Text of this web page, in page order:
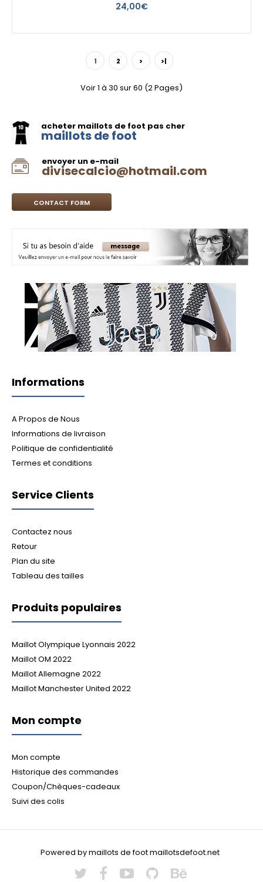
24,00€
1 2 > >|
Voir 1 à 30 sur 60 (2 Pages)
acheter maillots de foot pas cher
maillots de foot
envoyer un e-mail
divisecalcio@hotmail.com
CONTACT FORM
Informations
A Propos de Nous
Informations de livraison
Politique de confidentialité
Termes et conditions
Service Clients
Contactez nous
Retour
Plan du site
Tableau des tailles
Produits populaires
Maillot Olympique Lyonnais 2022
Maillot OM 2022
Maillot Allemagne 2022
Maillot Manchester United 2022
Mon compte
Mon compte
Historique des commandes
Coupon/Chèques-cadeaux
Suivi des colis
Powered by maillots de foot maillotsdefoot.net